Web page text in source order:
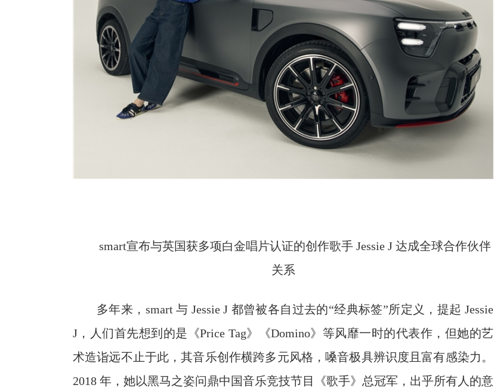
smart宣布与英国获多项白金唱片认证的创作歌手 Jessie J 达成全球合作伙伴
关系
多年来，smart 与 Jessie J 都曾被各自过去的“经典标签”所定义，提起 Jessie
J，人们首先想到的是《Price Tag》《Domino》等风靡一时的代表作，但她的艺
术造诣远不止于此，其音乐创作横跨多元风格，嗓音极具辨识度且富有感染力。
2018 年，她以黑马之姿问鼎中国音乐竞技节目《歌手》总冠军，出乎所有人的意